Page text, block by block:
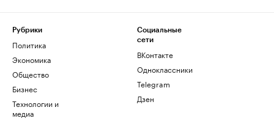
Рубрики
Политика
Экономика
Общество
Бизнес
Технологии и
медиа
Социальные
сети
ВКонтакте
Одноклассники
Telegram
Дзен